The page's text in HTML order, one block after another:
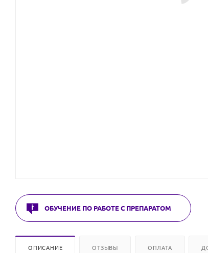
ОБУЧЕНИЕ ПО РАБОТЕ С ПРЕПАРАТОМ
ОПИСАНИЕ ОТЗЫВЫ ОПЛАТА